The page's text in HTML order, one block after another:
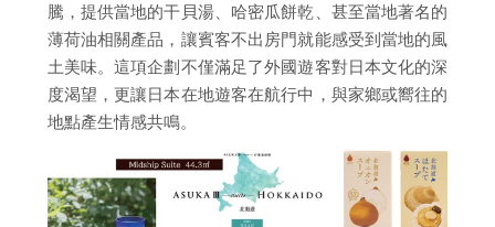
騰，提供當地的干貝湯、哈密瓜餅乾、甚至當地著名的
薄荷油相關產品，讓賓客不出房門就能感受到當地的風
土美味。這項企劃不僅滿足了外國遊客對日本文化的深
度渴望，更讓日本在地遊客在航行中，與家鄉或嚮往的
地點產生情感共鳴。